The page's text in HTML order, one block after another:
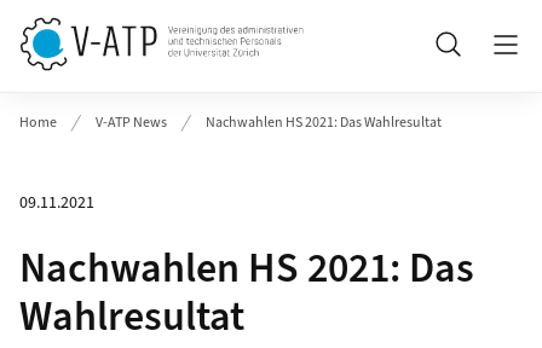
Header
Suche
Home V-ATP News Nachwahlen HS 2021: Das Wahlresultat
09.11.2021
Nachwahlen HS 2021: Das
Wahlresultat